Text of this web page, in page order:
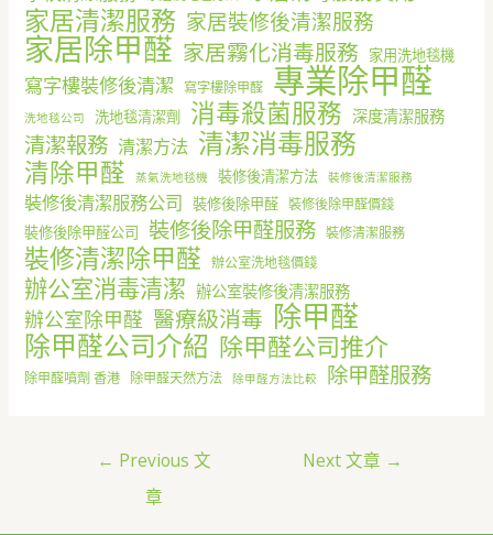
家居清潔服務 家居裝修後清潔服務
家居除甲醛 家居霧化消毒服務 家用洗地毯機
寫字樓裝修後清潔 寫字樓除甲醛 專業除甲醛
洗地毯公司 洗地毯清潔劑 消毒殺菌服務 深度清潔服務
清潔報務 清潔方法 清潔消毒服務
清除甲醛 蒸氣洗地毯機 裝修後清潔方法 裝修後清潔服務
裝修後清潔服務公司 裝修後除甲醛 裝修後除甲醛價錢
裝修後除甲醛公司 裝修後除甲醛服務 裝修清潔服務
裝修清潔除甲醛 辦公室洗地毯價錢
辦公室消毒清潔 辦公室裝修後清潔服務
辦公室除甲醛 醫療級消毒 除甲醛
除甲醛公司介紹 除甲醛公司推介
除甲醛噴劑 香港 除甲醛天然方法 除甲醛方法比較 除甲醛服務
← Previous 文
章
Next 文章 →